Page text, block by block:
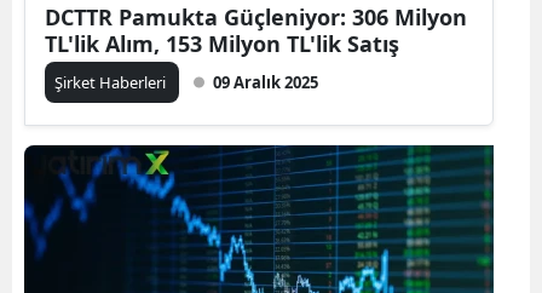
DCTTR Pamukta Güçleniyor: 306 Milyon
TL'lik Alım, 153 Milyon TL'lik Satış
Şirket Haberleri 09 Aralık 2025